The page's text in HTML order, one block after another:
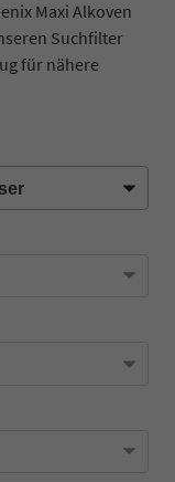
Maxi Alkoven
Suchfilter
für nähere